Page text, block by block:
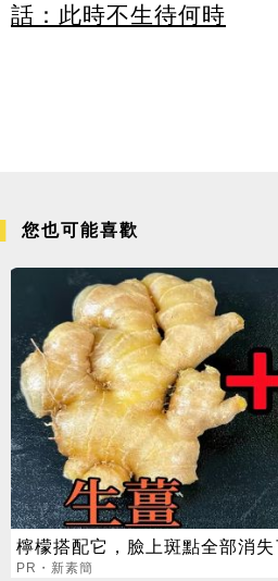
話：此時不生待何時
您也可能喜歡
檸檬搭配它，臉上斑點全部消
PR・新素簡